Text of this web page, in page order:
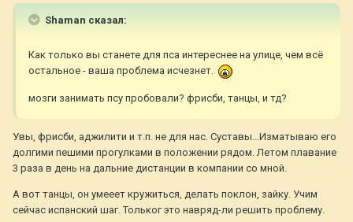
Shaman сказал:
Как только вы станете для пса интереснее на улице, чем всё
остальное - ваша проблема исчезнет.
мозги занимать псу пробовали? фрисби, танцы, и тд?
Увы, фрисби, аджилити и т.п. не для нас. Суставы...Изматываю его
долгими пешими прогулками в положении рядом. Летом плавание
3 раза в день на дальние дистанции в компании со мной.
А вот танцы, он умееет кружиться, делать поклон, зайку. Учим
сейчас испанский шаг. Тольког это навряд-ли решить проблему.